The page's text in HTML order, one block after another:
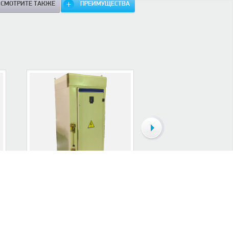
СМОТРИТЕ ТАКЖЕ ПРЕИМУЩЕСТВА